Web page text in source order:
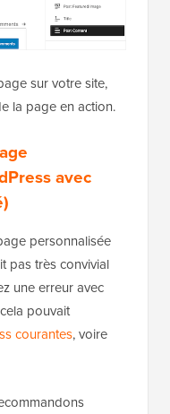
sur votre site,
la page en action.
avec
personnalisée
pas très convivial
une erreur avec
pouvait
courantes, voire